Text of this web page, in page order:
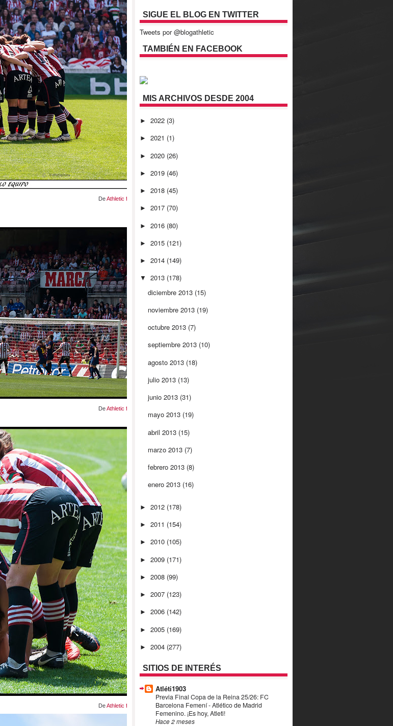
DeAthletic femenino
DeAthletic femenino
DeAthletic femenino
SIGUE EL BLOG EN TWITTER
Tweets por @blogathletic
TAMBIÉN EN FACEBOOK
MIS ARCHIVOS DESDE 2004
► 2022 (3)
► 2021 (1)
► 2020 (26)
► 2019 (46)
► 2018 (45)
► 2017 (70)
► 2016 (80)
► 2015 (121)
► 2014 (149)
▼ 2013 (178)
diciembre 2013 (15)
noviembre 2013 (19)
octubre 2013 (7)
septiembre 2013 (10)
agosto 2013 (18)
julio 2013 (13)
junio 2013 (31)
mayo 2013 (19)
abril 2013 (15)
marzo 2013 (7)
febrero 2013 (8)
enero 2013 (16)
► 2012 (178)
► 2011 (154)
► 2010 (105)
► 2009 (171)
► 2008 (99)
► 2007 (123)
► 2006 (142)
► 2005 (169)
► 2004 (277)
SITIOS DE INTERÉS
Atléti1903
Previa Final Copa de la Reina 25/26: FC
Barcelona Femení - Atlético de Madrid
Femenino. ¡Es hoy, Atleti!
Hace 2 meses